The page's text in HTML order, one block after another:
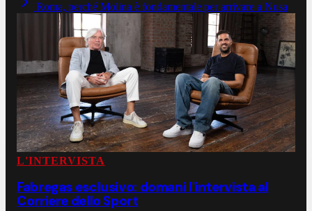
Roma, perché Molina è fondamentale per arrivare a Nusa
L'INTERVISTA
Fabregas esclusivo: domani l'intervista al
Corriere dello Sport